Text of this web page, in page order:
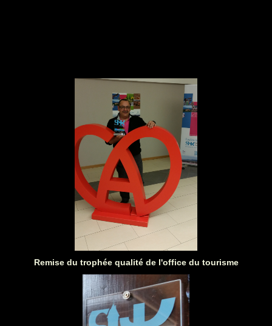
Remise du trophée qualité de l'office du tourisme